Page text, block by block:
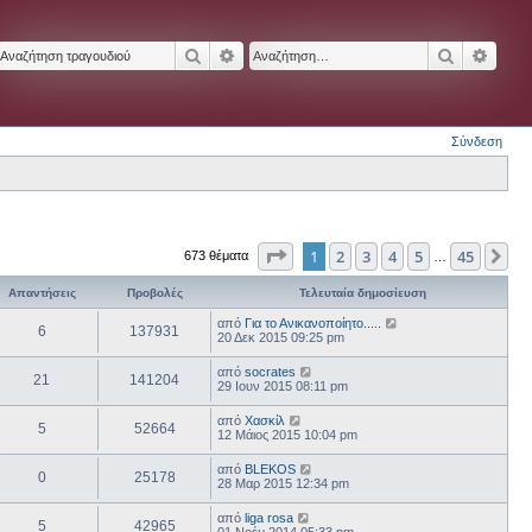
ΑναζήτησηΕιδική αναζήτηση
Σύνδεση
673 θέματα Σελίδα1 από 45
1 2 3 4 5 45
Απαντήσεις Προβολές Τελευταία δημοσίευση
6 137931 από Για το Ανικανοποίητο.....
20 Δεκ 2015 09:25 pm
21 141204 από socrates
29 Ιουν 2015 08:11 pm
5 52664 από Χασκίλ
12 Μάιος 2015 10:04 pm
0 25178 από BLEKOS
28 Μαρ 2015 12:34 pm
5 42965 από liga rosa